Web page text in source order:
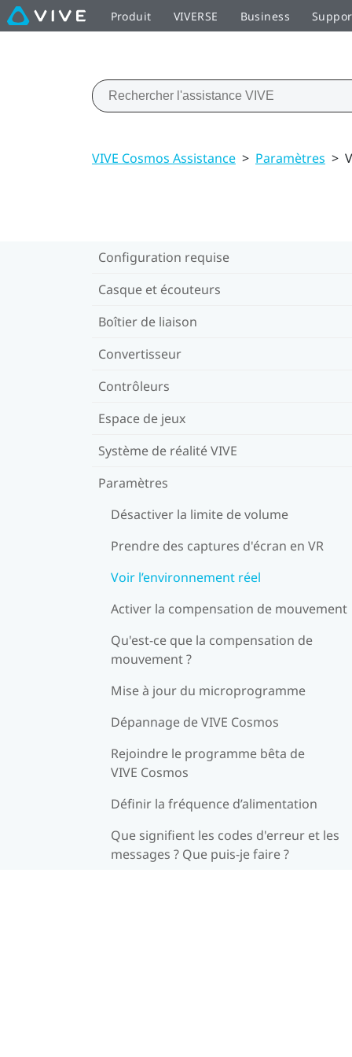
Produit VIVERSE Business
VIVE Cosmos Assistance > Paramètres >
Configuration requise
Casque et écouteurs
Boîtier de liaison
Convertisseur
Contrôleurs
Espace de jeux
Système de réalité VIVE
Paramètres
Désactiver la limite de volume
Prendre des captures d'écran en VR
Voir l’environnement réel
Activer la compensation de mouvement
Qu'est-ce que la compensation de
mouvement ?
Mise à jour du microprogramme
Dépannage de VIVE Cosmos
Rejoindre le programme bêta de
VIVE Cosmos
Définir la fréquence d’alimentation
Que signifient les codes d'erreur et les
messages ? Que puis-je faire ?